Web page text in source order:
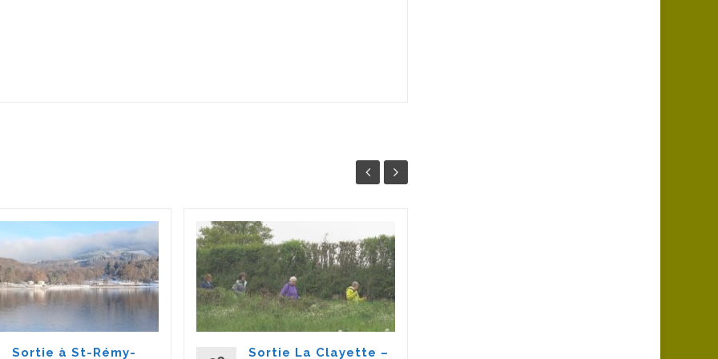
Sortie à St-Rémy-
Sortie La Clayette –